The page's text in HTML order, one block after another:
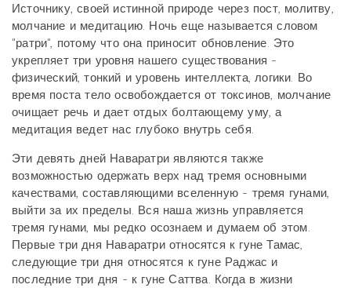
Источнику, своей истинной природе через пост, молитву,
молчание и медитацию. Ночь еще называется словом
"ратри", потому что она приносит обновление. Это
укрепляет три уровня нашего существования -
физический, тонкий и уровень интеллекта, логики. Во
время поста тело освобождается от токсинов, молчание
очищает речь и дает отдых болтающему уму, а
медитация ведет нас глубоко внутрь себя.
Эти девять дней Наваратри являются также
возможностью одержать верх над тремя основными
качествами, составляющими вселенную - тремя гунами,
выйти за их пределы. Вся наша жизнь управляется
тремя гунами, мы редко осознаем и думаем об этом.
Первые три дня Наваратри относятся к гуне Тамас,
следующие три дня относятся к гуне Раджас и
последние три дня - к гуне Саттва. Когда в жизни